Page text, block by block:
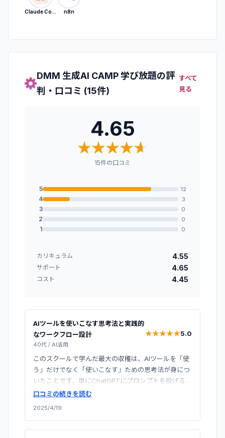
Claude Code n8n
DMM 生成AI CAMP 学び放題の評
判・口コミ (15件)
すべて
見る
4.65
★
★★
★★
★★
★★
★
15件の口コミ
5 12
4 3
3 0
2 0
1 0
カリキュラム 4.55
サポート 4.65
コスト 4.45
AIツールを使いこなす思考法と実践的
なワークフロー設計
40代 / AI活用
★
★★
★★
★★
★★
★5.0
このスクールで学んだ最大の収穫は、AIツールを「使
う」だけでなく「使いこなす」ための思考法が身につ
いたことです。単にChatGPTにプロンプトを投げるの
ではなく、目的に応じて最適なツールを選択し、効率
口コミの続きを読む
2025/4/19